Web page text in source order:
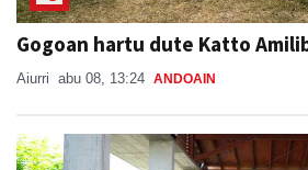
Gogoan hartu dute Katto
Aiurri abu 08, 13:24 ANDOAIN